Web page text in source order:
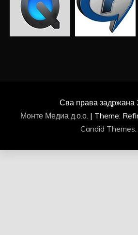
Сва права задржана
Монте Медиа д.о.о. | Theme:
Candid Themes.